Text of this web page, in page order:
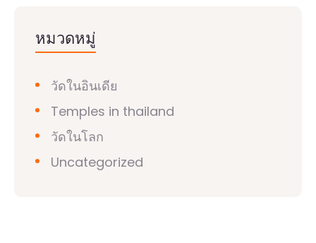
หมวดหมู่
วัดในอินเดีย
Temples in thailand
วัดในโลก
Uncategorized